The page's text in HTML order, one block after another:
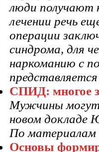
люди получают
лечении речь
операции
синдрома, для
наркоманию с
СПИД: многое
Мужчины могут
новом
По материалам
Основы